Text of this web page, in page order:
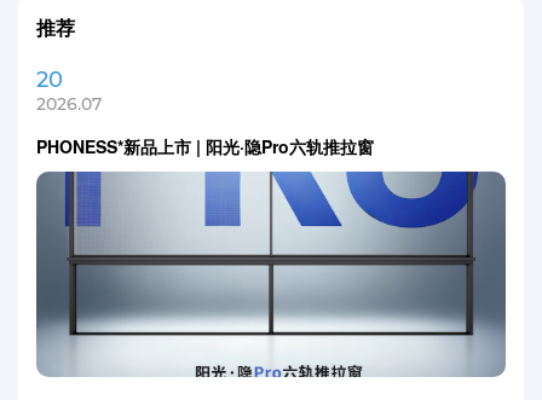
推荐
20
2026.07
PHONESS*新品上市 | 阳光·隐Pro六轨推拉窗